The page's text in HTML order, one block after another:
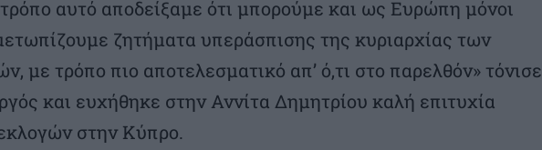
τρόπο αυτό αποδείξαμε ότι μπορούμε και ως Ευρώπη μόνοι
ζητήματα υπεράσπισης της κυριαρχίας των
με τρόπο πιο αποτελεσματικό απ’ ό,τι στο παρελθόν» τόνισε
και ευχήθηκε στην Αννίτα Δημητρίου καλή επιτυχία
στην Κύπρο.